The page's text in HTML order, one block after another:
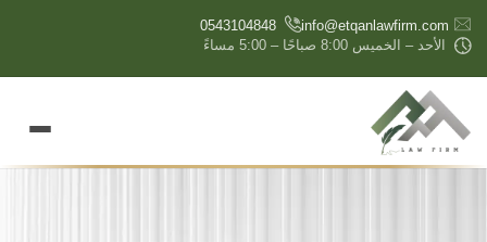
content
info@etqanlawfirm.com
0543104848
الأحد – الخميس 8:00 صباحًا – 5:00 مساءً